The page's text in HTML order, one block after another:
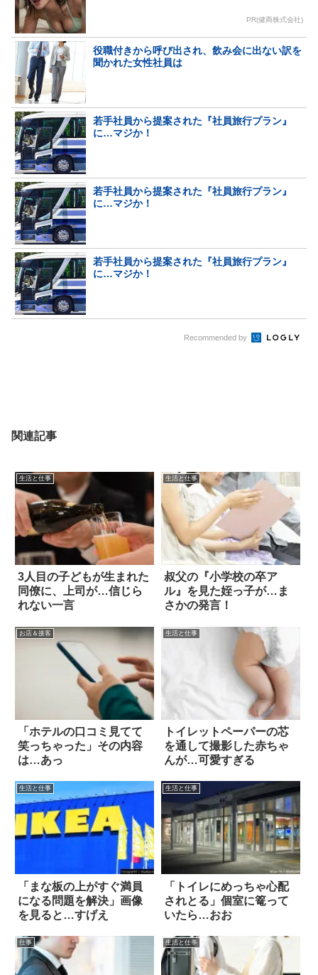
PR(健商株式会社)
役職付きから呼び出され、飲み会に出ない訳を
聞かれた女性社員は
若手社員から提案された『社員旅行プラン』
に…マジか！
若手社員から提案された『社員旅行プラン』
に…マジか！
若手社員から提案された『社員旅行プラン』
に…マジか！
Recommended by
関連記事
生活と仕事
3人目の子どもが生まれた
同僚に、上司が…信じら
れない一言
生活と仕事
叔父の『小学校の卒ア
ル』を見た姪っ子が…ま
さかの発言！
お店＆接客
「ホテルの口コミ見てて
笑っちゃった」その内容
は…あっ
生活と仕事
トイレットペーパーの芯
を通して撮影した赤ちゃ
んが…可愛すぎる
生活と仕事
「まな板の上がすぐ満員
になる問題を解決」画像
を見ると…すげえ
生活と仕事
「トイレにめっちゃ心配
されとる」個室に篭って
いたら…おお
仕事 生活と仕事